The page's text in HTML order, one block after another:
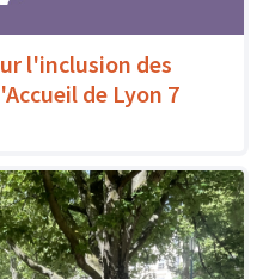
l'inclusion des
de Lyon 7